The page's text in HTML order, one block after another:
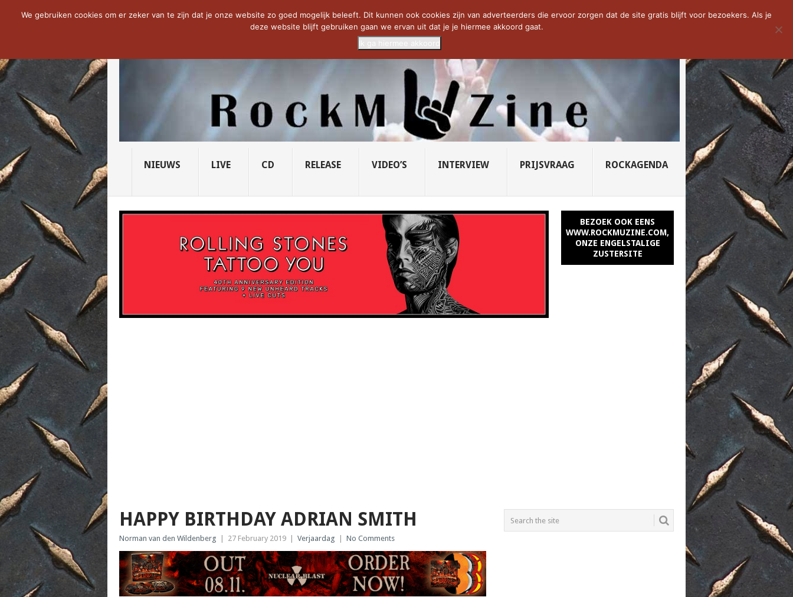
NOW TRENDING: THE VICIOUS HEAD SOCIETY... PRIDE OF LIONS – U... SAVATAGE KOMT TERUG IN 0... CD VAN DE WEEK: SLEEPING...
NIEUWS LIVE CD RELEASE VIDEO’S INTERVIEW PRIJSVRAAG ROCKAGENDA
BEZOEK OOK EENS
WWW.ROCKMUZINE.COM,
ONZE ENGELSTALIGE
ZUSTERSITE
HAPPY BIRTHDAY ADRIAN SMITH
Norman van den Wildenberg 27 February 2019 Verjaardag No Comments
We gebruiken cookies om er zeker van te zijn dat je onze website zo goed mogelijk beleeft. Dit kunnen ook cookies zijn van adverteerders die ervoor zorgen dat de site gratis blijft voor bezoekers. Als je
deze website blijft gebruiken gaan we ervan uit dat je je hiermee akkoord gaat.
Ik ga hiermee akkoord